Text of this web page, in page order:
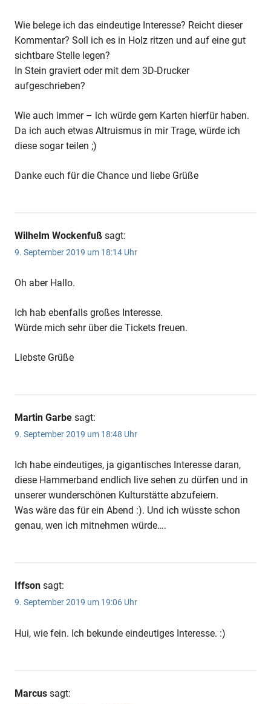
Wie belege ich das eindeutige Interesse? Reicht dieser
Kommentar? Soll ich es in Holz ritzen und auf eine gut
sichtbare Stelle legen?
In Stein graviert oder mit dem 3D-Drucker
aufgeschrieben?
Wie auch immer – ich würde gern Karten hierfür haben.
Da ich auch etwas Altruismus in mir Trage, würde ich
diese sogar teilen ;)
Danke euch für die Chance und liebe Grüße
Wilhelm Wockenfuß sagt:
9. September 2019 um 18:14 Uhr
Oh aber Hallo.
Ich hab ebenfalls großes Interesse.
Würde mich sehr über die Tickets freuen.
Liebste Grüße
Martin Garbe sagt:
9. September 2019 um 18:48 Uhr
Ich habe eindeutiges, ja gigantisches Interesse daran,
diese Hammerband endlich live sehen zu dürfen und in
unserer wunderschönen Kulturstätte abzufeiern.
Was wäre das für ein Abend :). Und ich wüsste schon
genau, wen ich mitnehmen würde….
Iffson sagt:
9. September 2019 um 19:06 Uhr
Hui, wie fein. Ich bekunde eindeutiges Interesse. :)
Marcus sagt: